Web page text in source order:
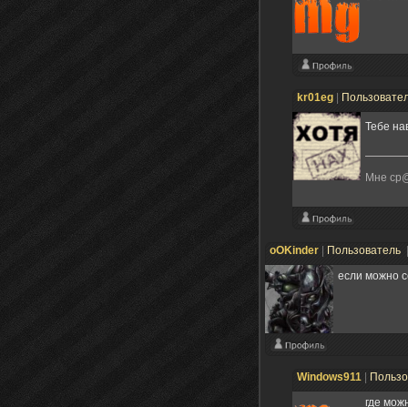
kr01eg
Тебе
Мне
oOKinder Пользователь
если можно
Windows911
где